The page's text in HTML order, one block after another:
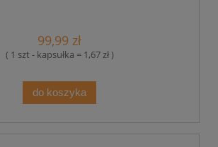
99,99 zł
( 1 szt - kapsułka = 1,67 zł )
do koszyka